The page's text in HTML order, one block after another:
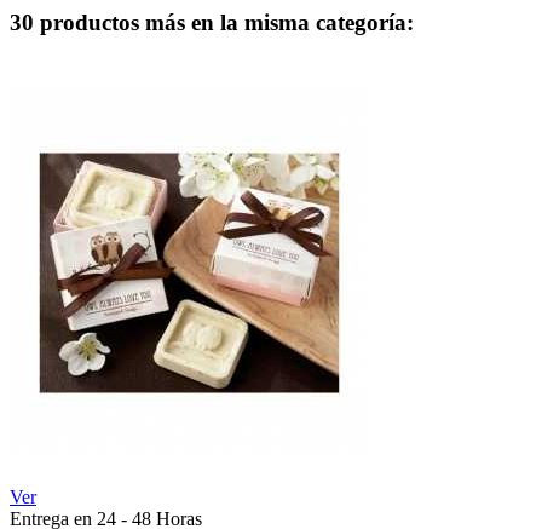
30 productos más en la misma categoría:
Ver
Entrega en 24 - 48 Horas